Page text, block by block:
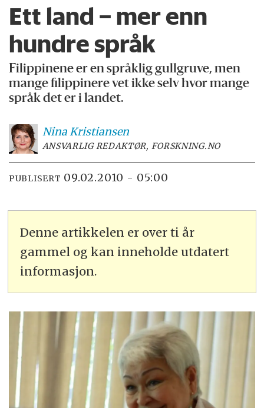
Ett land – mer enn
hundre språk
Filippinene er en språklig gullgruve, men
mange filippinere vet ikke selv hvor mange
språk det er i landet.
NinaKristiansen
ANSVARLIG REDAKTØR, FORSKNING.NO
PUBLISERT 09.02.2010 - 05:00
Denne artikkelen er over ti år
gammel og kan inneholde utdatert
informasjon.